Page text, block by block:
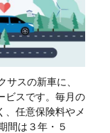
スの新車に、
ビスです。毎月の
、任意保険料やメ
間は３年・５